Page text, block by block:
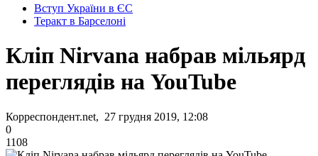
Вступ України в ЄС
Теракт в Барселоні
Кліп Nirvana набрав мільярд
переглядів на YouTube
Корреспондент.net, 27 грудня 2019, 12:08
0
1108